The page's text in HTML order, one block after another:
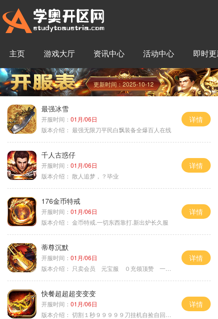
主页 游戏大厅 资讯中心 活动中心 即时
更新时间：2025-10-12
最强冰雪
开服时间： 01月/06日
版本介绍： 最强无限刀平民白飘装备全爆百人在线
详情
千人古惑仔
开服时间： 01月/06日
版本介绍： 散人追梦，？毕业
详情
176金币特戒
开服时间： 01月/06日
版本介绍： 金币特戒.一切东西靠打.新出炉长久服
详情
蒂尊沉默
开服时间： 01月/06日
版本介绍： 只卖会员 元宝服 ０充领顶赞 一切靠打
详情
快餐超超超变变变
开服时间： 01月/06日
版本介绍： 切割１秒９９９９９刀挂机自捡自回０血不
详情